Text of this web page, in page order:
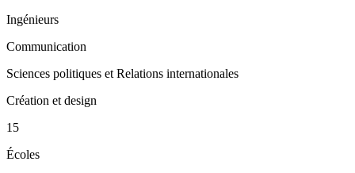
Ingénieurs
Communication
Sciences politiques et Relations internationales
Création et design
15
Écoles